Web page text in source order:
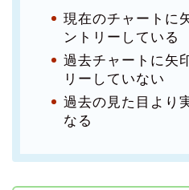
現在のチャートに
ントリーしている
過去チャートに矢
リーしていない
過去の見た目より
なる